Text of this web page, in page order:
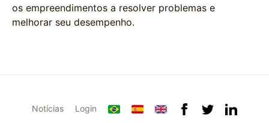
os empreendimentos a resolver problemas e
melhorar seu desempenho.
Notícias Login